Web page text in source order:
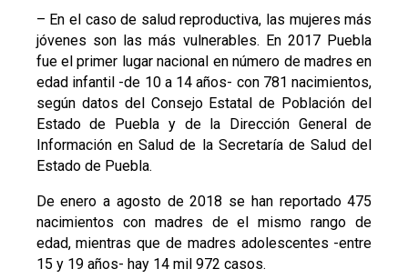
– En el caso de salud reproductiva, las mujeres más
jóvenes son las más vulnerables. En 2017 Puebla
fue el primer lugar nacional en número de madres en
edad infantil -de 10 a 14 años- con 781 nacimientos,
según datos del Consejo Estatal de Población del
Estado de Puebla y de la Dirección General de
Información en Salud de la Secretaría de Salud del
Estado de Puebla.
De enero a agosto de 2018 se han reportado 475
nacimientos con madres de el mismo rango de
edad, mientras que de madres adolescentes -entre
15 y 19 años- hay 14 mil 972 casos.